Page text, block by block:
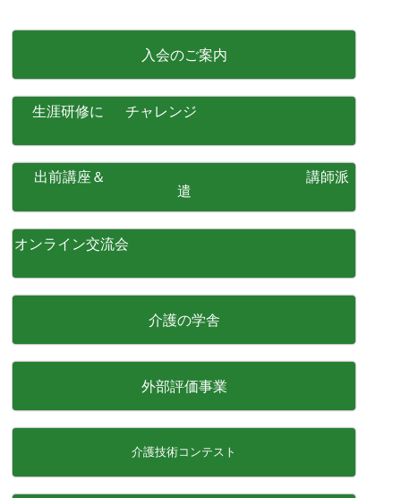
入会のご案内
生涯研修に チャレンジ
出前講座＆ 講師派
遣
オンライン交流会
介護の学舎
外部評価事業
介護技術コンテスト